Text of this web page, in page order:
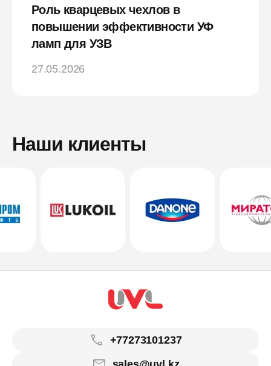
Роль кварцевых чехлов в
повышении эффективности УФ
ламп для УЗВ
27.05.2026
Наши клиенты
+77273101237